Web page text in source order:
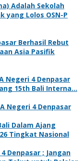
Adalah Sekolah
yang Lolos OSN-P
Berhasil Rebut
Asia Pasifik
Negeri 4 Denpasar
15th Bali Interna…
Negeri 4 Denpasar
Dalam Ajang
Tingkat Nasional
Denpasar ; Jangan